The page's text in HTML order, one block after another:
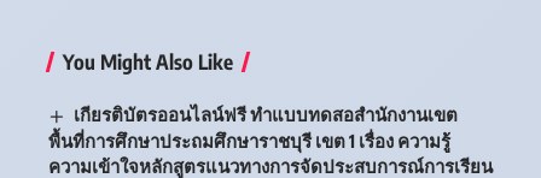
You Might Also Like
เกียรติบัตรออนไลน์ฟรี ทำแบบทดสอสำนักงานเขต
พื้นที่การศึกษาประถมศึกษาราชบุรี เขต 1 เรื่อง ความรู้
ความเข้าใจหลักสูตรแนวทางการจัดประสบการณ์การเรียน